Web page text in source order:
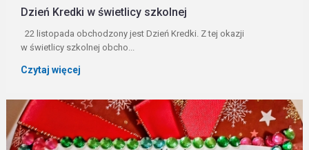
Dzień Kredki w świetlicy szkolnej
22 listopada obchodzony jest Dzień Kredki. Z tej okazji
w świetlicy szkolnej obcho...
Czytaj więcej